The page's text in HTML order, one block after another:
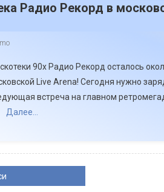
Радио Рекорд в
90х Радио Рекорд осталось
Live Arena! Сегодня нужно
встреча на главном
Далее…